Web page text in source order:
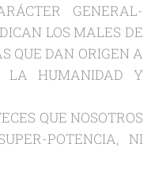
GENERAL-
LOS MALES DE
QUE DAN ORIGEN A
LA HUMANIDAD Y
QUE NOSOTROS
POTENCIA, NI